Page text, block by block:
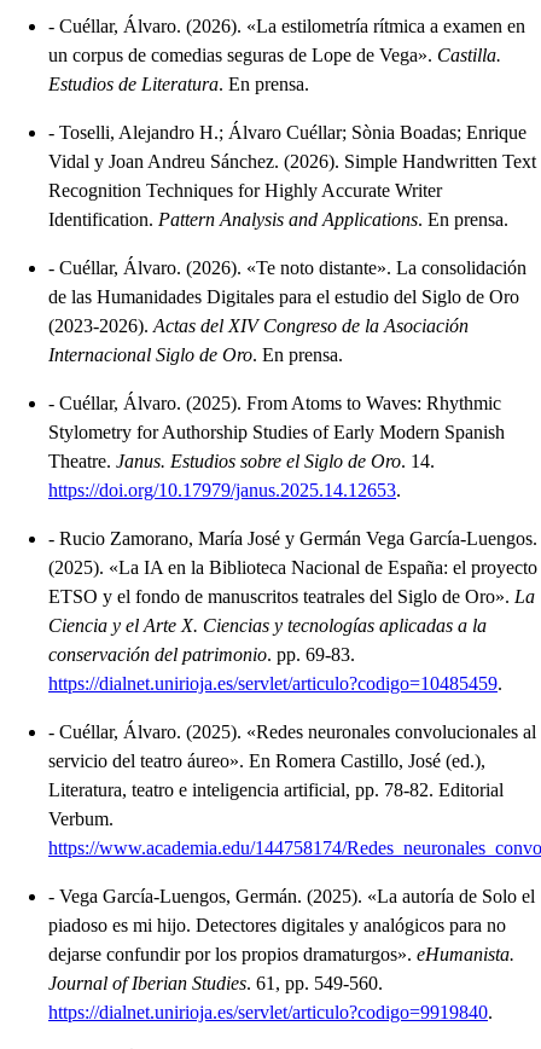
- Cuéllar, Álvaro. (2026). «La estilometría rítmica a examen en
un corpus de comedias seguras de Lope de Vega». Castilla.
Estudios de Literatura. En prensa.
- Toselli, Alejandro H.; Álvaro Cuéllar; Sònia Boadas; Enrique
Vidal y Joan Andreu Sánchez. (2026). Simple Handwritten Text
Recognition Techniques for Highly Accurate Writer
Identification. Pattern Analysis and Applications. En prensa.
- Cuéllar, Álvaro. (2026). «Te noto distante». La consolidación
de las Humanidades Digitales para el estudio del Siglo de Oro
(2023-2026). Actas del XIV Congreso de la Asociación
Internacional Siglo de Oro. En prensa.
- Cuéllar, Álvaro. (2025). From Atoms to Waves: Rhythmic
Stylometry for Authorship Studies of Early Modern Spanish
Theatre. Janus. Estudios sobre el Siglo de Oro. 14.
https://doi.org/10.17979/janus.2025.14.12653.
- Rucio Zamorano, María José y Germán Vega García-Luengos.
(2025). «La IA en la Biblioteca Nacional de España: el proyecto
ETSO y el fondo de manuscritos teatrales del Siglo de Oro». La
Ciencia y el Arte X. Ciencias y tecnologías aplicadas a la
conservación del patrimonio. pp. 69-83.
https://dialnet.unirioja.es/servlet/articulo?codigo=10485459.
- Cuéllar, Álvaro. (2025). «Redes neuronales convolucionales al
servicio del teatro áureo». En Romera Castillo, José (ed.),
Literatura, teatro e inteligencia artificial, pp. 78-82. Editorial
Verbum.
https://www.academia.edu/144758174/
- Vega García-Luengos, Germán. (2025). «La autoría de Solo el
piadoso es mi hijo. Detectores digitales y analógicos para no
dejarse confundir por los propios dramaturgos». eHumanista.
Journal of Iberian Studies. 61, pp. 549-560.
https://dialnet.unirioja.es/servlet/articulo?codigo=9919840.